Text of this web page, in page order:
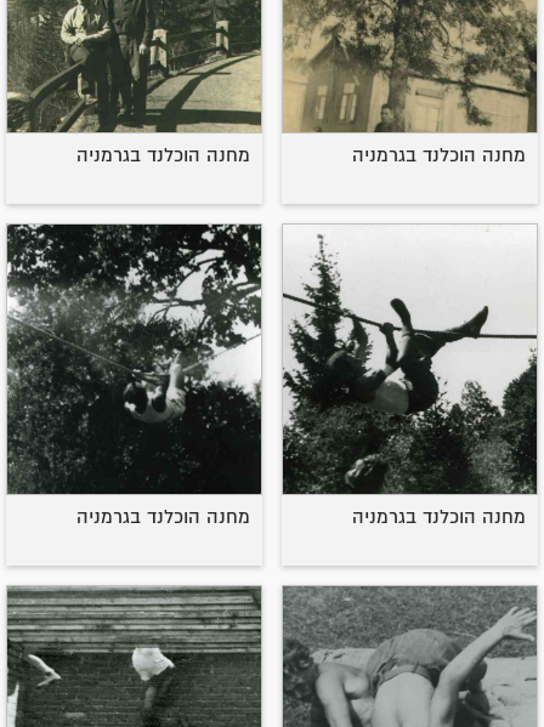
מחנה הוכלנד בגרמניה מחנה הוכלנד בגרמניה
מחנה הוכלנד בגרמניה מחנה הוכלנד בגרמניה